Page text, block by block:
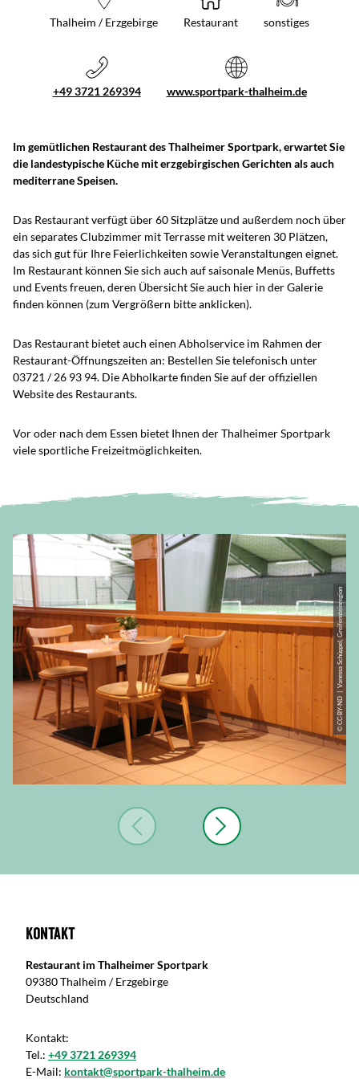
Thalheim / Erzgebirge Restaurant sonstiges
+49 3721 269394 www.sportpark-thalheim.de
Im gemütlichen Restaurant des Thalheimer Sportpark, erwartet Sie
die landestypische Küche mit erzgebirgischen Gerichten als auch
mediterrane Speisen.
Das Restaurant verfügt über 60 Sitzplätze und außerdem noch über
ein separates Clubzimmer mit Terrasse mit weiteren 30 Plätzen,
das sich gut für Ihre Feierlichkeiten sowie Veranstaltungen eignet.
Im Restaurant können Sie sich auch auf saisonale Menüs, Buffetts
und Events freuen, deren Übersicht Sie auch hier in der Galerie
finden können (zum Vergrößern bitte anklicken).
Das Restaurant bietet auch einen Abholservice im Rahmen der
Restaurant-Öffnungszeiten an: Bestellen Sie telefonisch unter
03721 / 26 93 94. Die Abholkarte finden Sie auf der offiziellen
Website des Restaurants.
Vor oder nach dem Essen bietet Ihnen der Thalheimer Sportpark
viele sportliche Freizeitmöglichkeiten.
© CC-BY-ND | Vanessa Schüppel, Greifensteinregion
Kontakt
Restaurant im Thalheimer Sportpark
09380 Thalheim / Erzgebirge
Deutschland
Kontakt:
Tel.: +49 3721 269394
E-Mail: kontakt@sportpark-thalheim.de